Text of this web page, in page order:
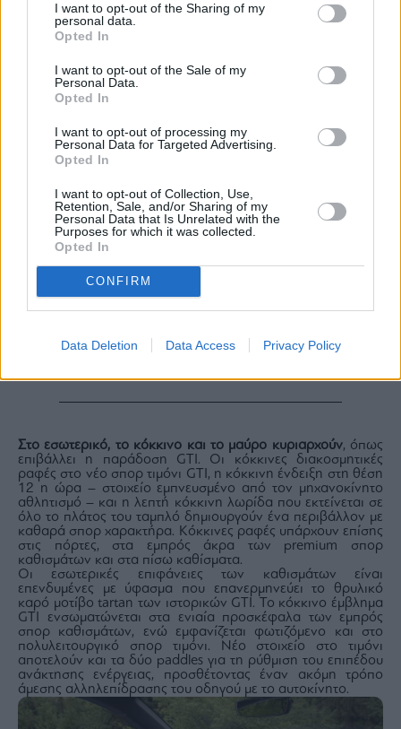
I want to opt-out of the Sharing of my
personal data.
Opted In
I want to opt-out of the Sale of my
Personal Data.
Opted In
I want to opt-out of processing my
Personal Data for Targeted Advertising.
Opted In
I want to opt-out of Collection, Use,
Retention, Sale, and/or Sharing of my
Personal Data that Is Unrelated with the
Purposes for which it was collected.
Opted In
CONFIRM
Data Deletion Data Access Privacy Policy
Στο εσωτερικό, το κόκκινο και το μαύρο κυριαρχούν, όπως
επιβάλλει η παράδοση GTI. Οι κόκκινες διακοσμητικές
ραφές στο νέο σπορ τιμόνι GTI, η κόκκινη ένδειξη στη θέση
12 η ώρα – στοιχείο εμπνευσμένο από τον μηχανοκίνητο
αθλητισμό – και η λεπτή κόκκινη λωρίδα που εκτείνεται σε
όλο το πλάτος του ταμπλό δημιουργούν ένα περιβάλλον με
καθαρά σπορ χαρακτήρα. Κόκκινες ραφές υπάρχουν επίσης
στις πόρτες, στα εμπρός άκρα των premium σπορ
καθισμάτων και στα πίσω καθίσματα.
Οι εσωτερικές επιφάνειες των καθισμάτων είναι
επενδυμένες με ύφασμα που επανερμηνεύει το θρυλικό
καρό μοτίβο tartan των ιστορικών GTI. Το κόκκινο έμβλημα
GTI ενσωματώνεται στα ενιαία προσκέφαλα των εμπρός
σπορ καθισμάτων, ενώ εμφανίζεται φωτιζόμενο και στο
πολυλειτουργικό σπορ τιμόνι. Νέο στοιχείο στο τιμόνι
αποτελούν και τα δύο paddles για τη ρύθμιση του επιπέδου
ανάκτησης ενέργειας, προσθέτοντας έναν ακόμη τρόπο
άμεσης αλληλεπίδρασης του οδηγού με το αυτοκίνητο.